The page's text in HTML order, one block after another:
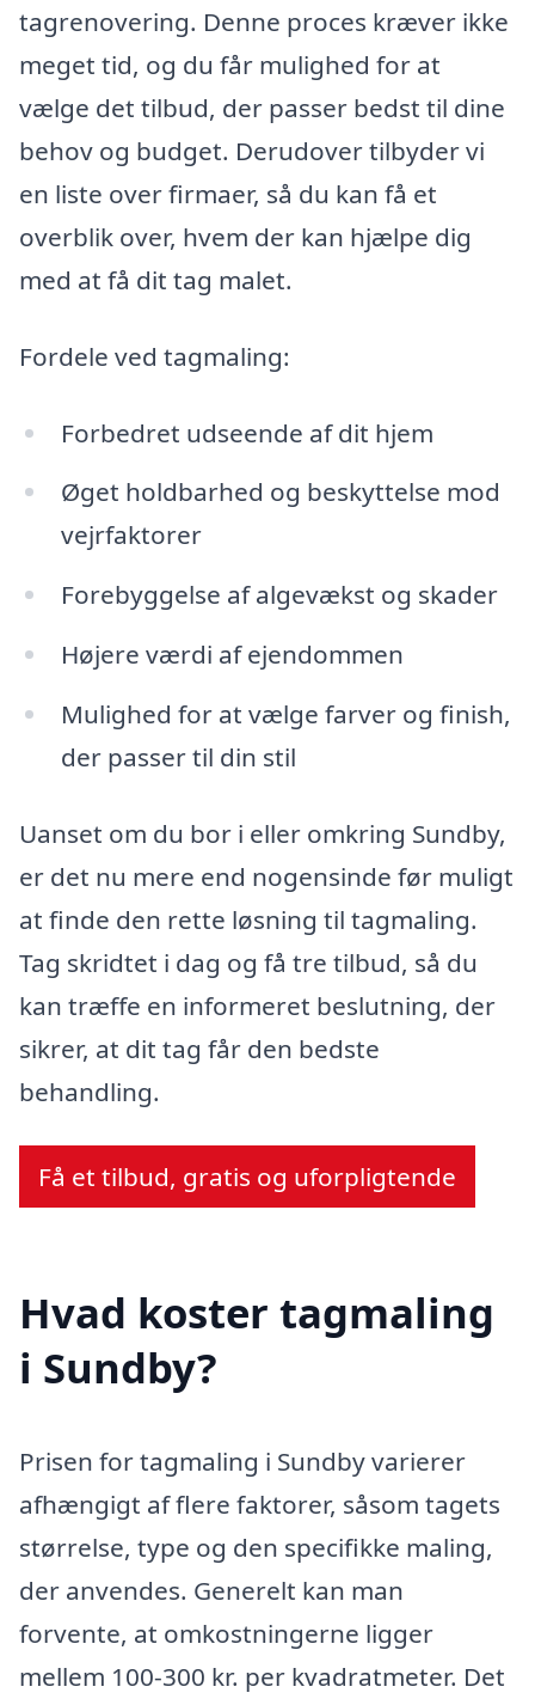
tagrenovering. Denne proces kræver ikke
meget tid, og du får mulighed for at
vælge det tilbud, der passer bedst til dine
behov og budget. Derudover tilbyder vi
en liste over firmaer, så du kan få et
overblik over, hvem der kan hjælpe dig
med at få dit tag malet.
Fordele ved tagmaling:
Forbedret udseende af dit hjem
Øget holdbarhed og beskyttelse mod
vejrfaktorer
Forebyggelse af algevækst og skader
Højere værdi af ejendommen
Mulighed for at vælge farver og finish,
der passer til din stil
Uanset om du bor i eller omkring Sundby,
er det nu mere end nogensinde før muligt
at finde den rette løsning til tagmaling.
Tag skridtet i dag og få tre tilbud, så du
kan træffe en informeret beslutning, der
sikrer, at dit tag får den bedste
behandling.
Få et tilbud, gratis og uforpligtende
Hvad koster tagmaling
i Sundby?
Prisen for tagmaling i Sundby varierer
afhængigt af flere faktorer, såsom tagets
størrelse, type og den specifikke maling,
der anvendes. Generelt kan man
forvente, at omkostningerne ligger
mellem 100-300 kr. per kvadratmeter. Det